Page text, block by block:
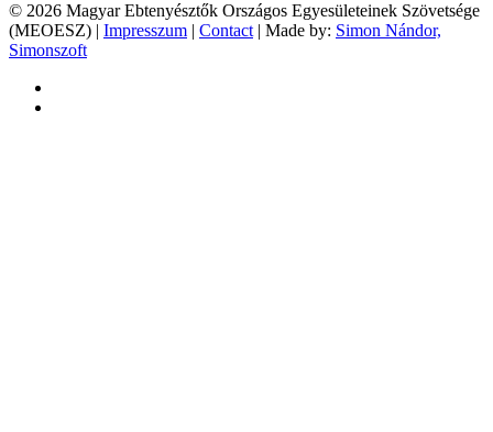
© 2026 Magyar Ebtenyésztők Országos Egyesületeinek Szövetsége
(MEOESZ) | Impresszum | Contact | Made by: Simon Nándor,
Simonszoft